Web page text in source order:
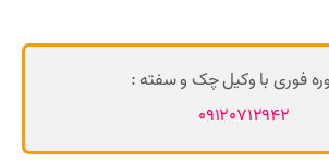
فوری با وکیل چک و سفته :
09120712942